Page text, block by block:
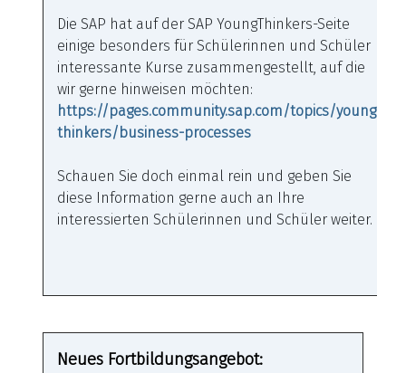
Die SAP hat auf der SAP YoungThinkers-Seite
einige besonders für Schülerinnen und Schüler
interessante Kurse zusammengestellt, auf die
wir gerne hinweisen möchten:
https://pages.community.sap.com/topics/young-
thinkers/business-processes
Schauen Sie doch einmal rein und geben Sie
diese Information gerne auch an Ihre
interessierten Schülerinnen und Schüler weiter.
Neues Fortbildungsangebot: